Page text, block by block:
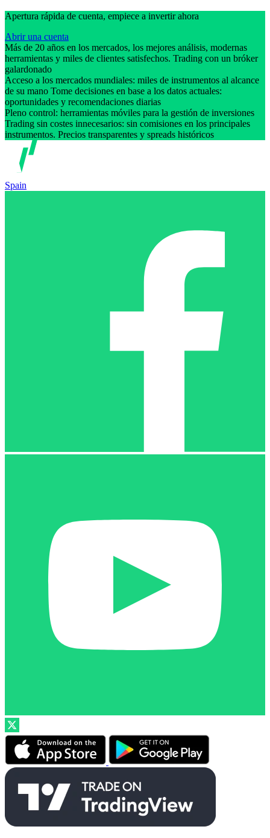
Apertura rápida de cuenta, empiece a invertir ahora
Abrir una cuenta
Más de 20 años en los mercados, los mejores análisis, modernas
herramientas y miles de clientes satisfechos. Trading con un bróker
galardonado
Acceso a los mercados mundiales: miles de instrumentos al alcance
de su mano Tome decisiones en base a los datos actuales:
oportunidades y recomendaciones diarias
Pleno control: herramientas móviles para la gestión de inversiones
Trading sin costes innecesarios: sin comisiones en los principales
instrumentos. Precios transparentes y spreads históricos
Spain